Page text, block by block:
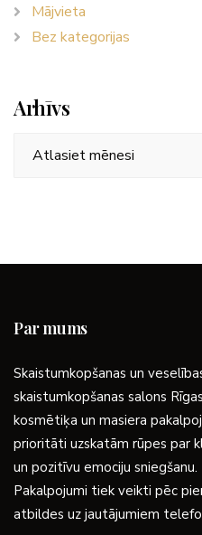
Mājvieta
Bez kategorijas
Arhīvs
Par mums
Skaistumkopšanas un
skaistumkopšanas salons
kosmētiķa un masiera
prioritāti uzskatām rūpes par
un pozitīvu emociju sniegšanu.
Pakalpojumi tiek veikti pēc
atbildes uz jautājumiem